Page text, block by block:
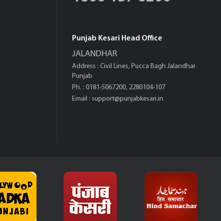
Punjab Kesari Head Office
JALANDHAR
Address : Civil Lines, Pucca Bagh Jalandhar
Punjab
Ph. : 0181-5067200, 2280104-107
Email : support@punjabkesari.in